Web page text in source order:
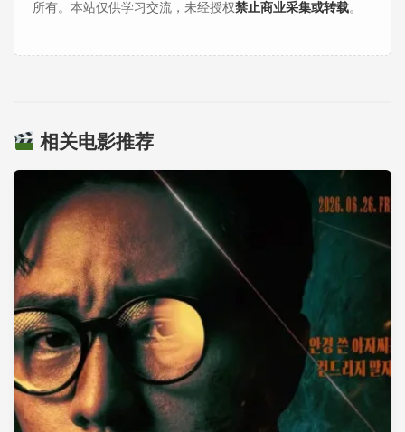
所有。本站仅供学习交流，未经授权禁止商业采集或转载。
相关电影推荐